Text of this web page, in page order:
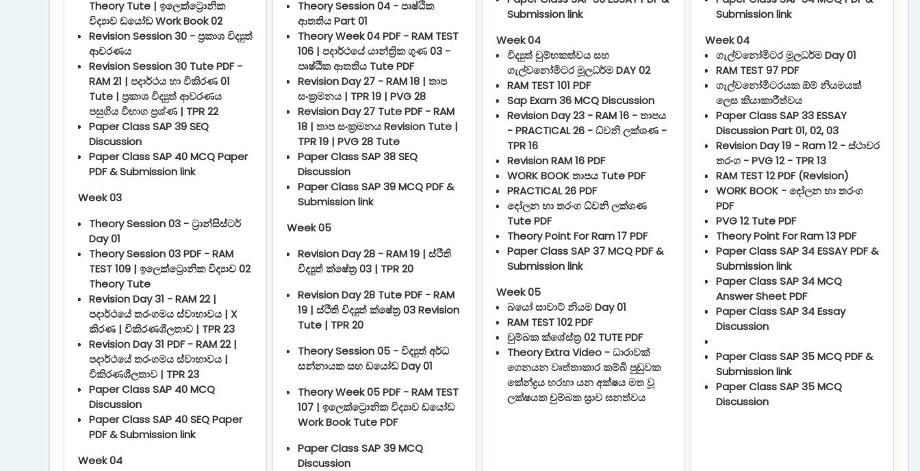
Theory Tute | ඉලෙක්ට්‍රොනික
විද්‍යාව ඩයෝඩ Work Book 02
Revision Session 30 - ප්‍රකාශ විද්‍යුත්
ආචරණය
Revision Session 30 Tute PDF -
RAM 21 | පදාර්ථය හා විකිරණ 01
Tute | ප්‍රකාශ විද්‍යුත් ආචරණය
පසුගිය විභාග ප්‍රශ්ණ | TPR 22
Paper Class SAP 39 SEQ
Discussion
Paper Class SAP 40 MCQ Paper
PDF & Submission link
Week 03
Theory Session 03 - ට්‍රාන්සිස්ටර්
Day 01
Theory Session 03 PDF - RAM
TEST 109 | ඉලෙක්ට්‍රොනික විද්‍යාව 02
Theory Tute
Revision Day 31 - RAM 22 |
පදාර්ථයේ තරංගමය ස්වාභාවය | X
කිරණ | විකිරණශීලතාව | TPR 23
Revision Day 31 PDF - RAM 22 |
පදාර්ථයේ තරංගමය ස්වාභාවය |
විකිරණශීලතාව | TPR 23
Paper Class SAP 40 MCQ
Discussion
Paper Class SAP 40 SEQ Paper
PDF & Submission link
Week 04
Theory Session 04 - පෘෂ්ඨික
ආතතිය Part 01
Theory Week 04 PDF - RAM TEST
106 | පදාර්ථයේ යාන්ත්‍රික ගුණ 03 -
පෘෂ්ඨික ආතතිය Tute PDF
Revision Day 27 - RAM 18 | තාප
සංක්‍රමනය | TPR 19 | PVG 28
Revision Day 27 Tute PDF - RAM
18 | තාප සංක්‍රමනය Revision Tute |
TPR 19 | PVG 28 Tute
Paper Class SAP 38 SEQ
Discussion
Paper Class SAP 39 MCQ PDF &
Submission link
Week 05
Revision Day 28 - RAM 19 | ස්ථිති
විද්‍යුත් ක්ෂේත්‍ර 03 | TPR 20
Revision Day 28 Tute PDF - RAM
19 | ස්ථිති විද්‍යුත් ක්ෂේත්‍ර 03 Revision
Tute | TPR 20
Theory Session 05 - විද්‍යුත් අර්ධ
සන්නායක සහ ඩයෝඩ Day 01
Theory Week 05 PDF - RAM TEST
107 | ඉලෙක්ට්‍රොනික විද්‍යාව ඩයෝඩ
Work Book Tute PDF
Paper Class SAP 39 MCQ
Discussion
Submission link
Week 04
විද්‍යුත් චුම්භකත්වය සහ
ගැල්වනෝමිටර මූලධර්ම DAY 02
RAM TEST 101 PDF
Sap Exam 36 MCQ Discussion
Revision Day 23 - RAM 16 - තාපය
- PRACTICAL 26 - ධ්වනි ලක්ශණ -
TPR 16
Revision RAM 16 PDF
WORK BOOK තාපය Tute PDF
PRACTICAL 26 PDF
දෝලන හා තරංග ධ්වනි ලක්ශණ
Tute PDF
Theory Point For Ram 17 PDF
Paper Class SAP 37 MCQ PDF &
Submission link
Week 05
බයෝ සාවාට් නියම Day 01
RAM TEST 102 PDF
චුම්බක ක්ශේස්ත්‍ර 02 TUTE PDF
Theory Extra Video - ධාරාවක්
ගෙනයන වෘත්තාකාර කම්බි පුඩුවක
කේන්ද්‍රය හරහා යන අක්ෂය මත වූ
ලක්ෂයක චුම්බක ස්‍රාව ඝනත්වය
Submission link
Week 04
ගැල්වනෝමිටර මූලධර්ම Day 01
RAM TEST 97 PDF
ගැල්වනෝමිටරයක ඕම් නියමයක්
ලෙස කියාකාරීත්වය
Paper Class SAP 33 ESSAY
Discussion Part 01, 02, 03
Revision Day 19 - Ram 12 - ස්ථාවර
තරංග - PVG 12 - TPR 13
RAM TEST 12 PDF (Revision)
WORK BOOK - දෝලන හා තරංග
PDF
PVG 12 Tute PDF
Theory Point For Ram 13 PDF
Paper Class SAP 34 ESSAY PDF &
Submission link
Paper Class SAP 34 MCQ
Answer Sheet PDF
Paper Class SAP 34 Essay
Discussion
Paper Class SAP 35 MCQ PDF &
Submission link
Paper Class SAP 35 MCQ
Discussion